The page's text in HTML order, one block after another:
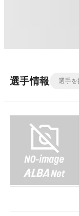
選手情報